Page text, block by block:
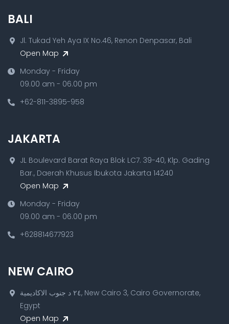
BALI
Jl. Tukad Yeh Aya IX No.46, Renon Denpasar, Bali
Open Map
Monday - Friday
09.00 am - 06.00 pm
+62-811-3895-958
JAKARTA
JL Boulevard Barat Raya Blok LC7. 39-40, Klp. Gading
Bar., Daerah Khusus Ibukota Jakarta 14240
Open Map
Monday - Friday
09.00 am - 06.00 pm
+628814677923
NEW CAIRO
٢٤ د جنوب الاكاديمية, New Cairo 3, Cairo Governorate,
Egypt
Open Map